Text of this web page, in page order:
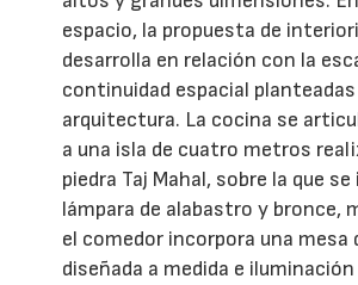
espacio, la propuesta de
desarrolla en relación con la
continuidad espacial
arquitectura. La cocina se
a una isla de cuatro metros
piedra Taj Mahal, sobre la que
lámpara de alabastro y bronce,
el comedor incorpora una mesa
diseñada a medida e